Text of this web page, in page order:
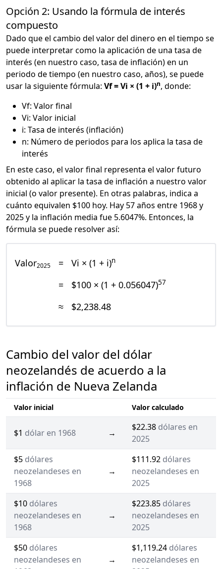
Opción 2: Usando la fórmula de interés
compuesto
Dado que el cambio del valor del dinero en el tiempo se
puede interpretar como la aplicación de una tasa de
interés (en nuestro caso, tasa de inflación) en un
periodo de tiempo (en nuestro caso, años), se puede
usar la siguiente fórmula: Vf = Vi × (1 + i)n, donde:
Vf: Valor final
Vi: Valor inicial
i: Tasa de interés (inflación)
n: Número de periodos para los aplica la tasa de
interés
En este caso, el valor final representa el valor futuro
obtenido al aplicar la tasa de inflación a nuestro valor
inicial (o valor presente). En otras palabras, indica a
cuánto equivalen $100 hoy. Hay 57 años entre 1968 y
2025 y la inflación media fue 5.6047%. Entonces, la
fórmula se puede resolver así:
Valor2025 = Vi × (1 + i)n
= $100 × (1 + 0.056047)57
≈ $2,238.48
Cambio del valor del dólar
neozelandés de acuerdo a la
inflación de Nueva Zelanda
Valor inicial Valor calculado
$1 dólar en 1968 →
$22.38 dólares en
2025
$5 dólares
neozelandeses en
1968
→
$111.92 dólares
neozelandeses en
2025
$10 dólares
neozelandeses en
1968
→
$223.85 dólares
neozelandeses en
2025
$50 dólares
neozelandeses en
→
$1,119.24 dólares
neozelandeses en